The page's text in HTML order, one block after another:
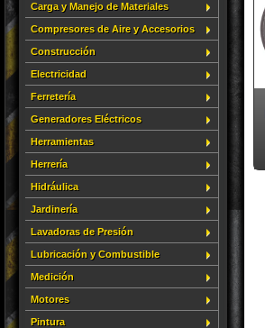
Carga y Manejo de Materiales
Compresores de Aire y Accesorios
Construcción
Electricidad
Ferretería
Generadores Eléctricos
Herramientas
Herrería
Hidráulica
Jardinería
Lavadoras de Presión
Lubricación y Combustible
Medición
Motores
Pintura